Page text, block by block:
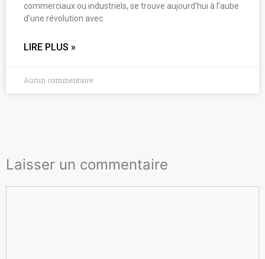
commerciaux ou industriels, se trouve aujourd’hui à l’aube
d’une révolution avec
LIRE PLUS »
Aucun commentaire
Laisser un commentaire